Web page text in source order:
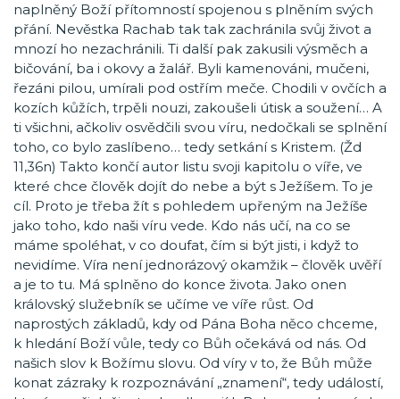
naplněný Boží přítomností spojenou s plněním svých
přání. Nevěstka Rachab tak tak zachránila svůj život a
mnozí ho nezachránili. Ti další pak zakusili výsměch a
bičování, ba i okovy a žalář. Byli kamenováni, mučeni,
řezáni pilou, umírali pod ostřím meče. Chodili v ovčích a
kozích kůžích, trpěli nouzi, zakoušeli útisk a soužení… A
ti všichni, ačkoliv osvědčili svou víru, nedočkali se splnění
toho, co bylo zaslíbeno… tedy setkání s Kristem. (Žd
11,36n) Takto končí autor listu svoji kapitolu o víře, ve
které chce člověk dojít do nebe a být s Ježíšem. To je
cíl. Proto je třeba žít s pohledem upřeným na Ježíše
jako toho, kdo naši víru vede. Kdo nás učí, na co se
máme spoléhat, v co doufat, čím si být jisti, i když to
nevidíme. Víra není jednorázový okamžik – člověk uvěří
a je to tu. Má splněno do konce života. Jako onen
královský služebník se učíme ve víře růst. Od
naprostých základů, kdy od Pána Boha něco chceme,
k hledání Boží vůle, tedy co Bůh očekává od nás. Od
našich slov k Božímu slovu. Od víry v to, že Bůh může
konat zázraky k rozpoznávání „znamení“, tedy událostí,